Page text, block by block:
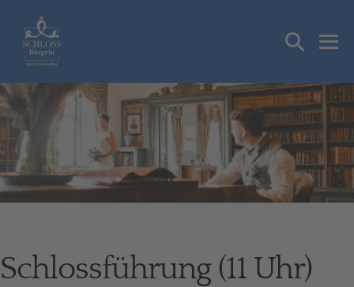
Inhalt
springen
Suche-
Schlossführung (11 Uhr)